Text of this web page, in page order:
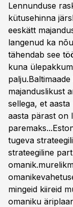
Lennunduse
kütusehinna
eeskätt
langenud ka
tähendab see
kuna
majanduslikust
sellega, et
aasta pärast on
tugeva
strateegiline
mingeid kiireid
omaniku